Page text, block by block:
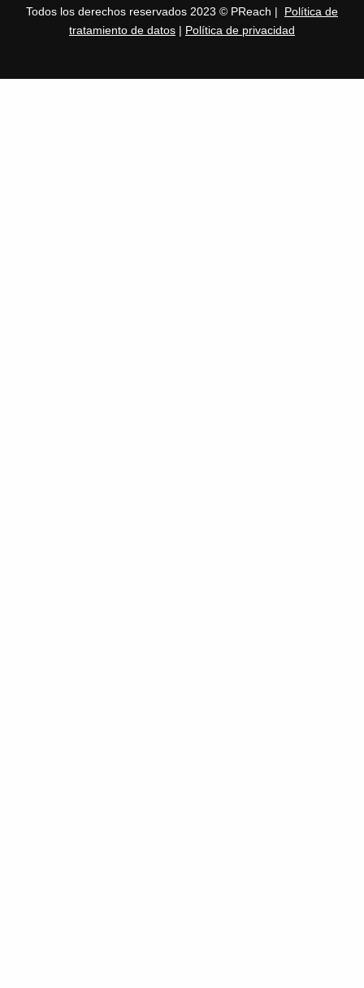
Todos los derechos reservados 2023 © PReach | Política de
tratamiento de datos | Política de privacidad